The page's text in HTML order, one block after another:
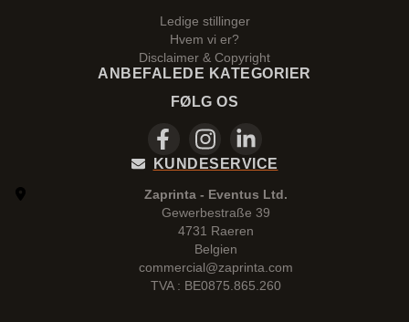
Ledige stillinger
Hvem vi er?
Disclaimer & Copyright
ANBEFALEDE KATEGORIER
FØLG OS
KUNDESERVICE
Zaprinta - Eventus Ltd.
Gewerbestraße 39
4731 Raeren
Belgien
commercial@zaprinta.com
TVA : BE0875.865.260